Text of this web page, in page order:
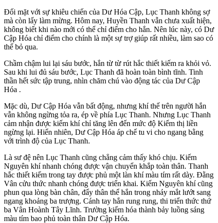
Đối mặt với sự khiêu chiến của Dư Hóa Cập, Lục Thanh không sợ
mà còn lấy làm mừng. Hôm nay, Huyền Thanh vẫn chưa xuất hiện,
không biết khi nào mới có thể chỉ điểm cho hắn. Nên lúc này, có Dư
Cập Hóa chỉ điểm cho chính là một sự trợ giúp rất nhiều, làm sao có
thể bỏ qua.
Chầm chậm lui lại sáu bước, hắn từ từ rút hắc thiết kiếm ra khỏi vỏ.
Sau khi lui đủ sáu bước, Lục Thanh đã hoàn toàn bình tĩnh. Tinh
thần hết sức tập trung, nhìn chăm chú vào động tác của Dư Cập
Hóa .
Mặc dù, Dư Cập Hóa vẫn bất động, nhưng khí thế trên người hắn
vẫn không ngừng tỏa ra, ép về phía Lục Thanh. Nhưng Lục Thanh
cảm nhận được kiếm khí chỉ tăng lên đến mức độ Kiếm thị liền
ngừng lại. Hiển nhiên, Dư Cập Hóa áp chế tu vi cho ngang bằng
với trình độ của Lục Thanh.
Là sư đệ nên Lục Thanh cũng chẳng cảm thấy khó chịu. Kiếm
Nguyên khí nhanh chóng được vận chuyển khắp toàn thân. Thanh
hắc thiết kiếm trong tay được phủ một làn khí màu tím rất dày. Đằng
Vân cửu thức nhanh chóng được triển khai. Kiếm Nguyên khí cũng
phun qua lòng bàn chân, đẩy thân thể hắn trong nháy mắt lướt sang
ngang khoảng ba trượng. Cánh tay hắn rung rung, thi triển thức thứ
ba Vân Hoành Tây Lĩnh. Trường kiếm hóa thành bảy luồng sáng
màu tím bao phủ toàn thân Dư Cập Hóa.